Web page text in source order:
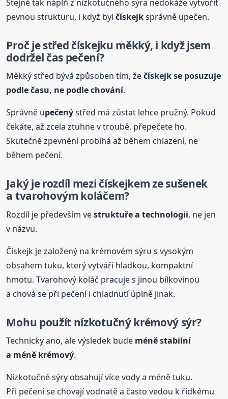
Stejně tak náplň z nízkotučného sýra nedokáže vytvořit
pevnou strukturu, i když bylčískejksprávně upečen.
Proč je střed čískejku měkký, i když jsem
dodržel čas pečení?
Měkký střed bývá způsoben tím, žečískejkse posuzuje
podle času, ne podle chování.
Správně upečenýstřed má zůstat lehce pružný. Pokud
čekáte, až zcela ztuhne v troubě, přepečete ho.
Skutečné zpevnění probíhá až během chlazení, ne
během pečení.
Jaký je rozdíl mezi čískejkem ze sušenek
a tvarohovým koláčem?
Rozdíl je především vestruktuře a technologii, ne jen
v názvu.
Čískejk je založený na krémovém sýru s vysokým
obsahem tuku, který vytváří hladkou, kompaktní
hmotu. Tvarohový koláč pracuje s jinou bílkovinou
a chová se při pečení i chladnutí úplně jinak.
Mohu použít nízkotučný krémový sýr?
Technicky ano, ale výsledek bude méně stabilní
a méně krémový.
Nízkotučné sýry obsahují více vody a méně tuku.
Při pečení se chovají vodnatě a často vedou k řídkému